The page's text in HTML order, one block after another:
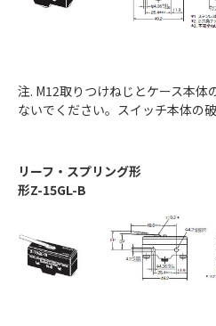
注. M12取りつけねじとケース本体
ないでください。スイッチ本体の
リーフ・スプリング形
形Z-15GL-B